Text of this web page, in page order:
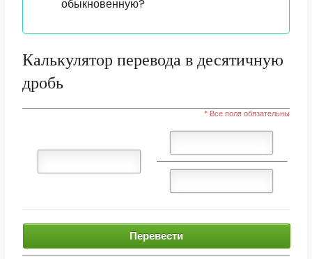
обыкновенную?
Калькулятор перевода в десятичную
дробь
* Все поля обязательны
Перевести